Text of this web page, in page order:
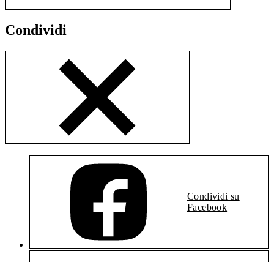
Condividi
Condividi su
Facebook